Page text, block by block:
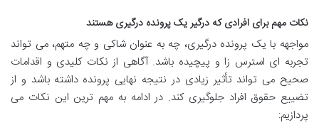
نکات مهم برای افرادی که درگیر یک پرونده درگیری هستند
مواجهه با یک پرونده درگیری، چه به عنوان شاکی و چه متهم، می تواند
تجربه ای استرس زا و پیچیده باشد. آگاهی از نکات کلیدی و اقدامات
صحیح می تواند تأثیر زیادی در نتیجه نهایی پرونده داشته باشد و از
تضییع حقوق افراد جلوگیری کند. در ادامه به مهم ترین این نکات می
پردازیم: